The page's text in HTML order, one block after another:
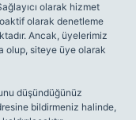
olarak hizmet
olarak denetleme
Ancak, üyelerimiz
olup, siteye üye olarak
düşündüğünüz
bildirmeniz halinde,